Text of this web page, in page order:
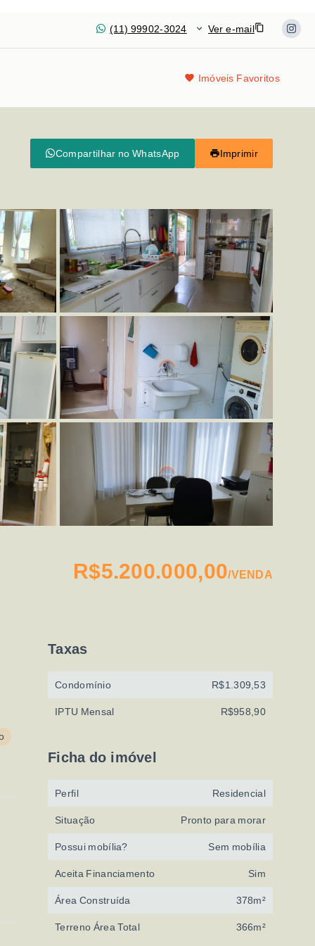
(11) 99902-3024 Ver e-mail
Imóveis Favoritos
Compartilhar no WhatsApp Imprimir
R$5.200.000,00/VENDA
Taxas
Condomínio R$1.309,53
IPTU Mensal R$958,90
Ficha do imóvel
Perfil Residencial
Situação Pronto para morar
Possui mobília? Sem mobília
Aceita Financiamento Sim
Área Construída 378m²
Terreno Área Total 366m²